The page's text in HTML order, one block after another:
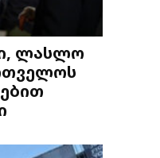
ლასლო